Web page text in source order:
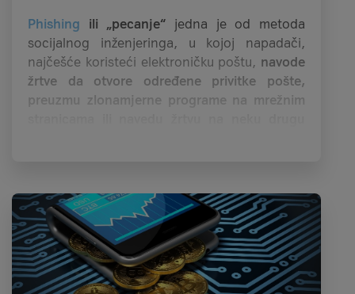
Phishing ili „pecanje“ jedna je od metoda
socijalnog inženjeringa, u kojoj napadači,
najčešće koristeći elektroničku poštu, navode
žrtve da otvore određene privitke pošte,
preuzmu zlonamjerne programe na mrežnim
brzo žele doći do komadića kruha,napadači
iskorištavaju njihovu nesmotrenost,
nedostatak vremena
i kreiraju poruke koje
izgledaju kao i stotine onih koje svakodnevno
primaju.Gotovo svaka treća osoba u
Hrvatskojne prepoznaje takve lažne poruke